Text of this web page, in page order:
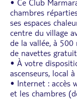
• Ce Club
chambres
ses espaces
centre du village
de la vallée, à
de navettes
• À votre
ascenseurs, local
• Internet : accès
et les chambres